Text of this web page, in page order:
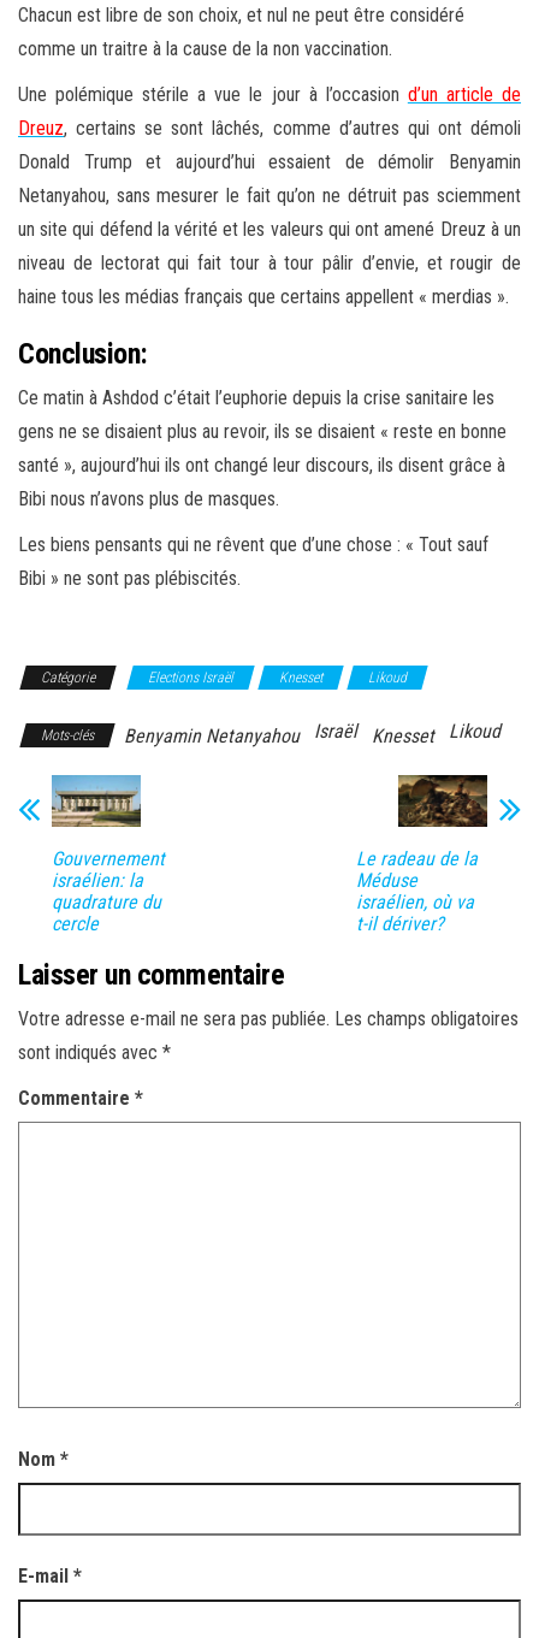
Chacun est libre de son choix, et nul ne peut être considéré
comme un traitre à la cause de la non vaccination.
Une polémique stérile a vue le jour à l’occasion d’un article de
Dreuz, certains se sont lâchés, comme d’autres qui ont démoli
Donald Trump et aujourd’hui essaient de démolir Benyamin
Netanyahou, sans mesurer le fait qu’on ne détruit pas sciemment
un site qui défend la vérité et les valeurs qui ont amené Dreuz à un
niveau de lectorat qui fait tour à tour pâlir d’envie, et rougir de
haine tous les médias français que certains appellent « merdias ».
Conclusion:
Ce matin à Ashdod c’était l’euphorie depuis la crise sanitaire les
gens ne se disaient plus au revoir, ils se disaient « reste en bonne
santé », aujourd’hui ils ont changé leur discours, ils disent grâce à
Bibi nous n’avons plus de masques.
Les biens pensants qui ne rêvent que d’une chose : « Tout sauf
Bibi » ne sont pas plébiscités.
Catégorie Elections Israël Knesset Likoud
Mots-clés Benyamin Netanyahou Israël Knesset Likoud
Gouvernement
israélien: la
quadrature du
cercle
Le radeau de la
Méduse
israélien, où va
t-il dériver?
Laisser un commentaire
Votre adresse e-mail ne sera pas publiée. Les champs obligatoires
sont indiqués avec *
Commentaire *
Nom *
E-mail *